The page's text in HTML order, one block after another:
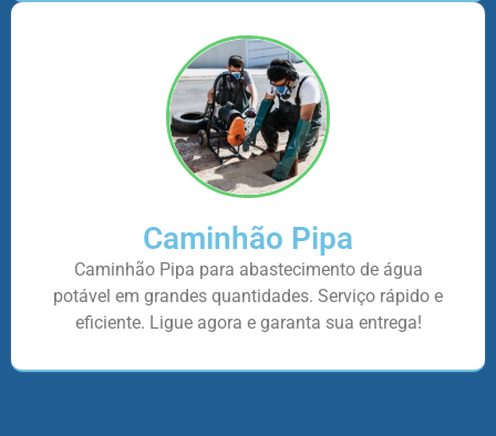
Caminhão Pipa
Caminhão Pipa para abastecimento de água
potável em grandes quantidades. Serviço rápido e
eficiente. Ligue agora e garanta sua entrega!